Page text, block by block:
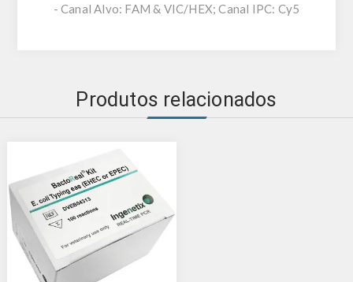
- Canal Alvo: FAM & VIC/HEX; Canal IPC: Cy5
Produtos relacionados